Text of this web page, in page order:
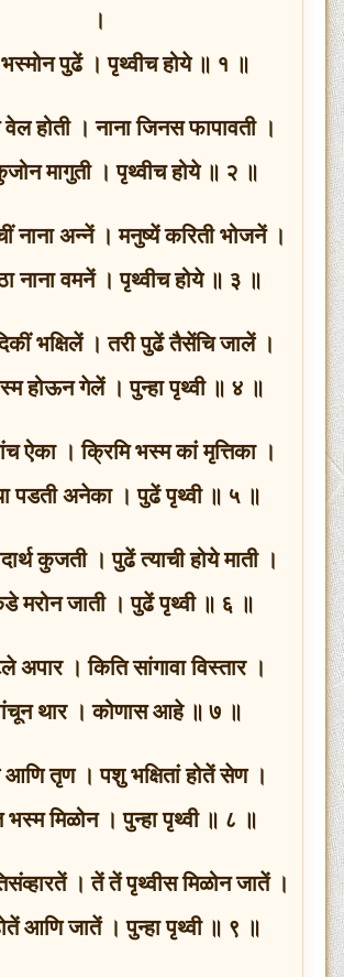
।
पुढें । पृथ्वीच होये ॥ १ ॥
वेल होती । नाना जिनस फापावती ।
मागुती । पृथ्वीच होये ॥ २ ॥
नाना अन्नें । मनुष्यें करिती भोजनें ।
नाना वमनें । पृथ्वीच होये ॥ ३ ॥
भक्षिलें । तरी पुढें तैसेंचि जालें ।
होऊन गेलें । पुन्हा पृथ्वी ॥ ४ ॥
ऐका । क्रिमि भस्म कां मृत्तिका ।
पडती अनेका । पुढें पृथ्वी ॥ ५ ॥
कुजती । पुढें त्याची होये माती ।
मरोन जाती । पुढें पृथ्वी ॥ ६ ॥
अपार । किति सांगावा विस्तार ।
थार । कोणास आहे ॥ ७ ॥
आणि तृण । पशु भक्षितां होतें सेण ।
मिळोन । पुन्हा पृथ्वी ॥ ८ ॥
। तें तें पृथ्वीस मिळोन जातें ।
आणि जातें । पुन्हा पृथ्वी ॥ ९ ॥